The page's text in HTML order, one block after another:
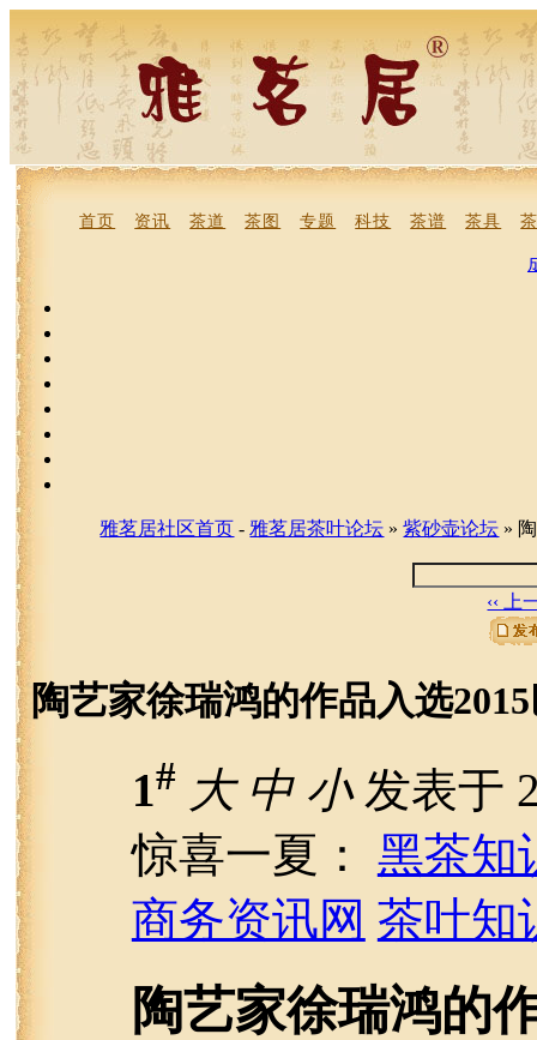
首页 资讯 茶道 茶图 专题 科技 茶谱 茶具
雅茗居社区首页 - 雅茗居茶叶论坛 »紫砂壶论坛 »
‹‹ 上
陶艺家徐瑞鸿的作品入选
1# 大 中 小发表于
惊喜一夏： 黑茶知
商务资讯网 茶叶知
陶艺家徐瑞鸿的